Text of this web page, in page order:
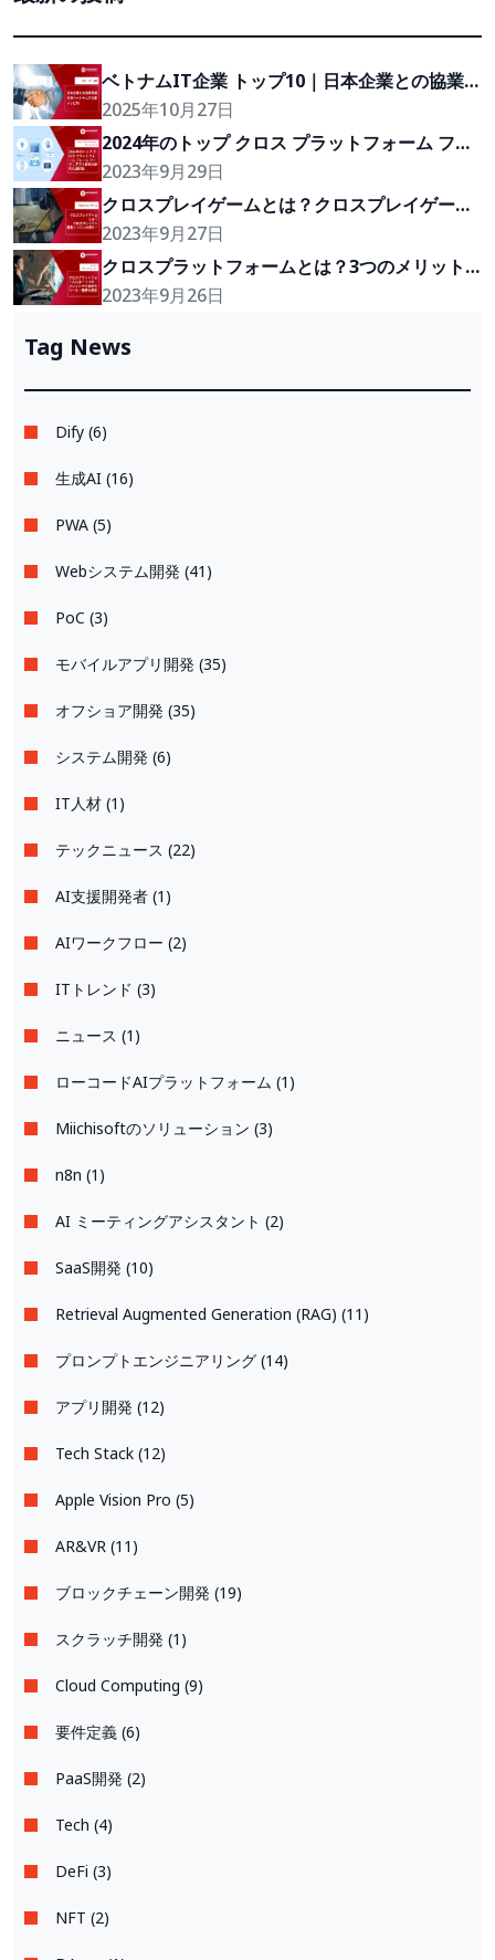
ベトナムIT企業 トップ10｜日本企業との協業実
績を持つ注目企業
2025年10月27日
2024年のトップ クロス プラットフォーム フレ
ーム ワーク：アプリ開発の優れた選択肢
2023年9月29日
クロスプレイゲームとは？クロスプレイゲーム
開発エンジンの紹介！
2023年9月27日
クロスプラットフォームとは？3つのメリット
や代表的なフレームワーク・種類を開発
2023年9月26日
Tag News
Dify (6)
生成AI (16)
PWA (5)
Webシステム開発 (41)
PoC (3)
モバイルアプリ開発 (35)
オフショア開発 (35)
システム開発 (6)
IT人材 (1)
テックニュース (22)
AI支援開発者 (1)
AIワークフロー (2)
ITトレンド (3)
ニュース (1)
ローコードAIプラットフォーム (1)
Miichisoftのソリューション (3)
n8n (1)
AI ミーティングアシスタント (2)
SaaS開発 (10)
Retrieval Augmented Generation (RAG) (11)
プロンプトエンジニアリング (14)
アプリ開発 (12)
Tech Stack (12)
Apple Vision Pro (5)
AR&VR (11)
ブロックチェーン開発 (19)
スクラッチ開発 (1)
Cloud Computing (9)
要件定義 (6)
PaaS開発 (2)
Tech (4)
DeFi (3)
NFT (2)